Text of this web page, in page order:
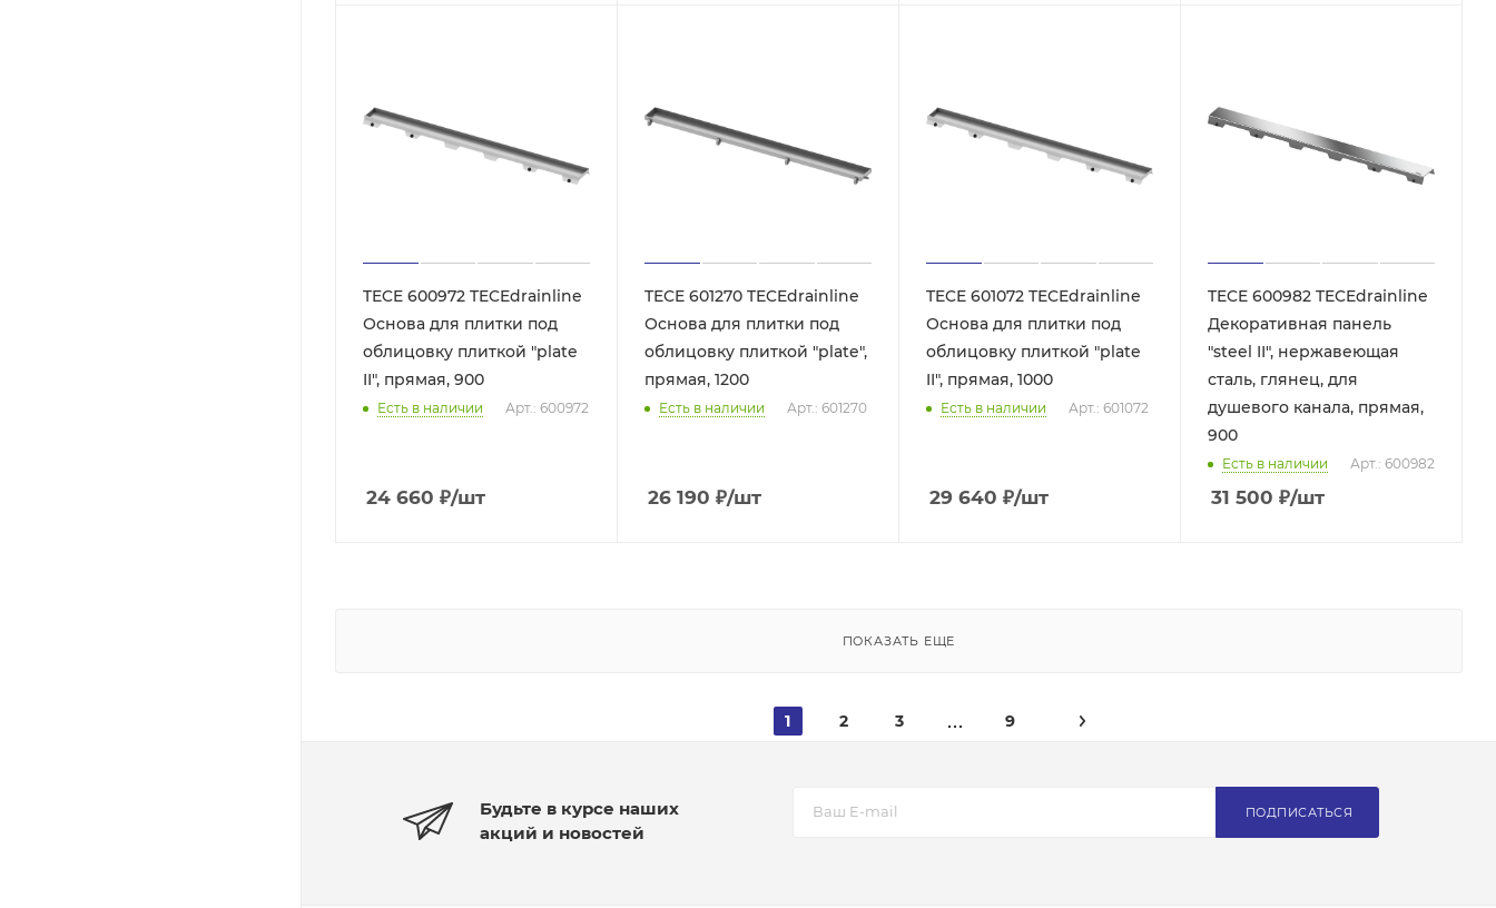
TECE 600972 TECEdrainline
Основа для плитки под
облицовку плиткой "plate
II", прямая, 900
Есть в наличии Арт.: 600972
24 660 ₽/шт
TECE 601270 TECEdrainline
Основа для плитки под
облицовку плиткой "plate",
прямая, 1200
Есть в наличии Арт.: 601270
26 190 ₽/шт
TECE 601072 TECEdrainline
Основа для плитки под
облицовку плиткой "plate
II", прямая, 1000
Есть в наличии Арт.: 601072
29 640 ₽/шт
TECE 600982 TECEdrainline
Декоративная панель
"steel II", нержавеющая
сталь, глянец, для
душевого канала, прямая,
900
Есть в наличии Арт.: 600982
31 500 ₽/шт
ПОКАЗАТЬ ЕЩЕ
1 2 3 9
Будьте в курсе наших
акций и новостей
ПОДПИСАТЬСЯ